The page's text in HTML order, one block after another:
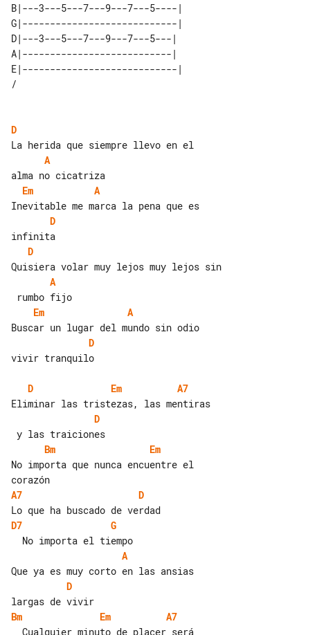
B|---3---5---7---9---7---5----|
G|----------------------------|
D|---3---5---7---9---7---5---|
A|---------------------------|
E|----------------------------|
D
A
Em
A
D
D
A
Em
A
D
vivir tranquilo
D Em
A7
D
Bm
Em
No importa que nunca encuentre el
A7
D
D7
G
A
D
Bm
Em
A7